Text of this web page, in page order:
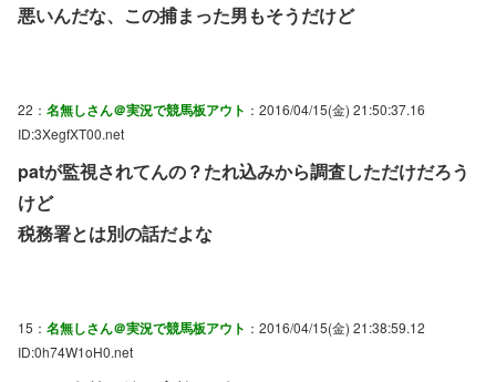
悪いんだな、この捕まった男もそうだけど
22： 名無しさん＠実況で競馬板アウト ：2016/04/15(金) 21:50:37.16
ID:3XegfXT00.net
patが監視されてんの？たれ込みから調査しただけだろう
けど
税務署とは別の話だよな
15： 名無しさん＠実況で競馬板アウト ：2016/04/15(金) 21:38:59.12
ID:0h74W1oH0.net